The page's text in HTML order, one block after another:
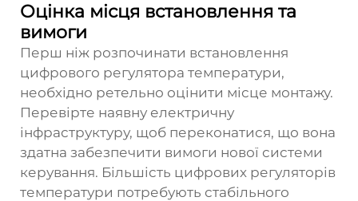
Оцінка місця встановлення та
вимоги
Перш ніж розпочинати встановлення
цифрового регулятора температури,
необхідно ретельно оцінити місце монтажу.
Перевірте наявну електричну
інфраструктуру, щоб переконатися, що вона
здатна забезпечити вимоги нової системи
керування. Більшість цифрових регуляторів
температури потребують стабільного